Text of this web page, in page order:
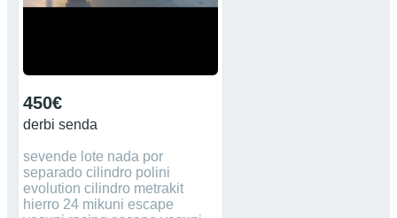
450€
derbi senda
sevende lote nada por
separado cilindro polini
evolution cilindro metrakit
hierro 24 mikuni escape